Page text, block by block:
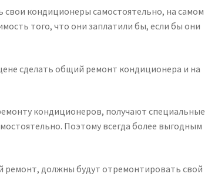
кондиционеры самостоятельно, на самом
того, что они заплатили бы, если бы они
сделать общий ремонт кондиционера и на
кондиционеров, получают специальные
Поэтому всегда более выгодным
ремонт, должны будут отремонтировать свой